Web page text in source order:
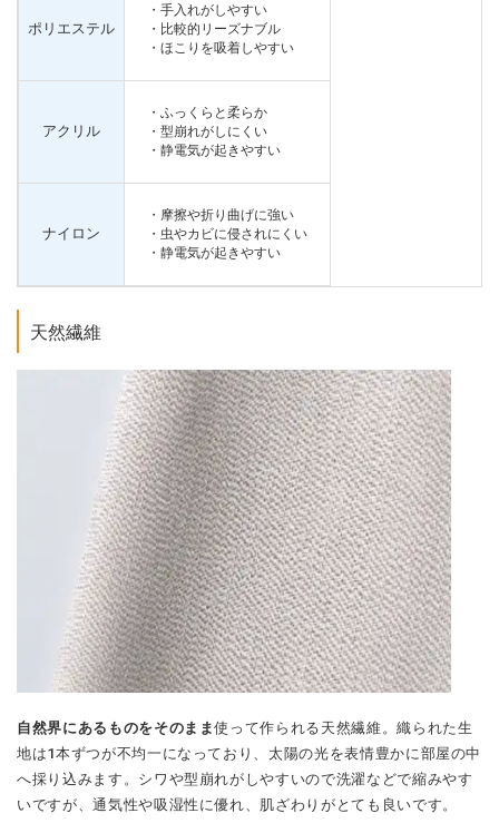
ポリエステル
・手入れがしやすい
・比較的リーズナブル
・ほこりを吸着しやすい
アクリル
・ふっくらと柔らか
・型崩れがしにくい
・静電気が起きやすい
ナイロン
・摩擦や折り曲げに強い
・虫やカビに侵されにくい
・静電気が起きやすい
天然繊維
自然界にあるものをそのまま使って作られる天然繊維。織られた生
地は1本ずつが不均一になっており、太陽の光を表情豊かに部屋の中
へ採り込みます。シワや型崩れがしやすいので洗濯などで縮みやす
いですが、通気性や吸湿性に優れ、肌ざわりがとても良いです。